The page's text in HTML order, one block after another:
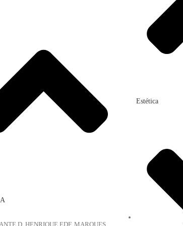
D. HENRIQUE EDF. MARQUES
Estética